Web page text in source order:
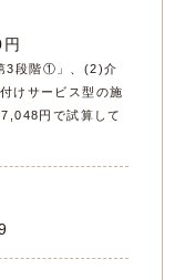
3段階①」、(2)介
けサービス型の施
円で試算して